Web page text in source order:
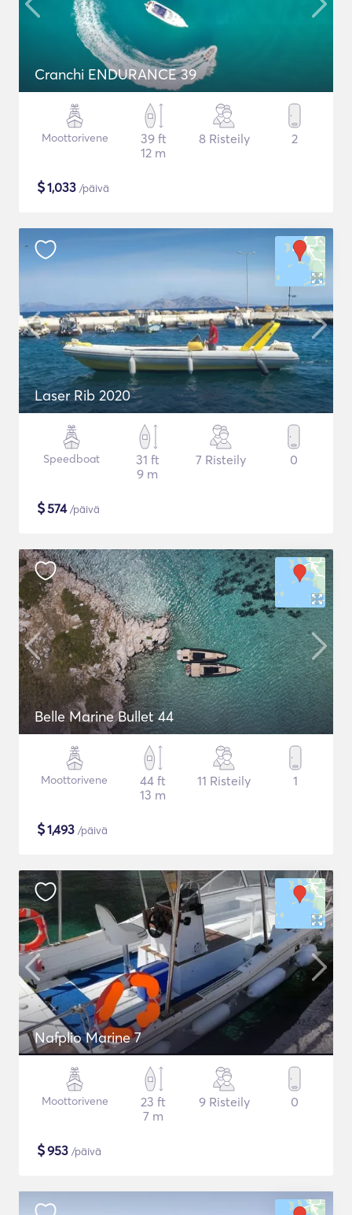
Cranchi ENDURANCE 39
Moottorivene
39 ft
12 m
8 Risteily 2
$1,033 /päivä
Laser Rib 2020
Speedboat
31 ft
9 m
7 Risteily 0
$574/päivä
Belle Marine Bullet 44
Moottorivene
44 ft
13 m
11 Risteily 1
$1,493 /päivä
Nafplio Marine 7
Moottorivene
23 ft
7 m
9 Risteily 0
$953 /päivä